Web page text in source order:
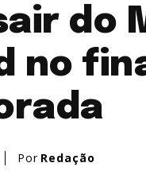
do
no
Por Redação